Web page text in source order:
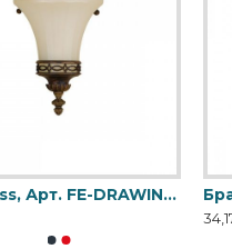
Бра Feiss, Арт. FE-DRAWING-ROOM-WU2